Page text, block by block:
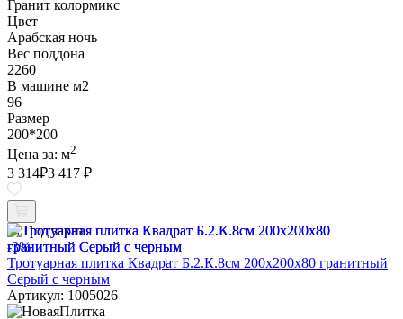
Гранит колормикс
Цвет
Арабская ночь
Вес поддона
2260
В машине м2
96
Размер
200*200
Цена за: м2
3 314₽3 417 ₽
Под заказ
-3%
Тротуарная плитка Квадрат Б.2.К.8см 200х200х80 гранитный
Серый с черным
Артикул: 1005026